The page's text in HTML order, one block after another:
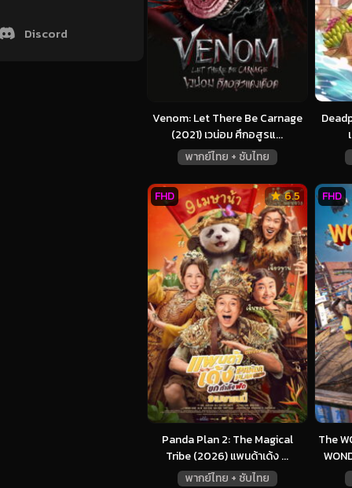
Discord
Venom: Let There Be Carnage
(2021) เวน่อม ศึกอสูรแ...
พากย์ไทย + ซับไทย
Panda Plan 2: The Magical
Tribe (2026) แพนด้าเด้ง ...
พากย์ไทย + ซับไทย
6.5
FHD
The
FHD